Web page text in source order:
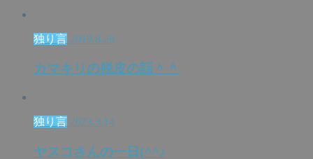
独り言 2019.8.26
カマキリの脱皮の話＾＾
独り言 2023.3.14
ヤスコさんの一日(^^♪